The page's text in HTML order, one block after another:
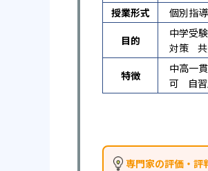
授業形式
個別指
目的
中学受験
対策
特徴
中高一
可
自
専門家の評価・評